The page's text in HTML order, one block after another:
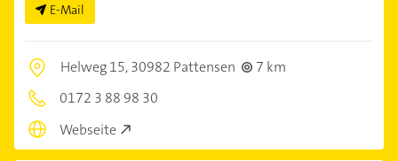
E-Mail
Helweg 15,30982 Pattensen
7 km
0172 3 88 98 30
Webseite